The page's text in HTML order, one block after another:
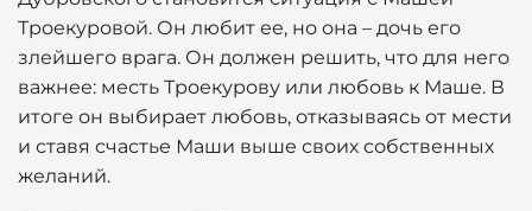
Троекуровой. Он любит ее, но она – дочь его
злейшего врага. Он должен решить, что для него
важнее: месть Троекурову или любовь к Маше. В
итоге он выбирает любовь, отказываясь от мести
и ставя счастье Маши выше своих собственных
желаний.